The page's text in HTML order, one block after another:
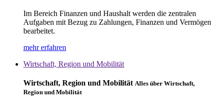
Im Bereich Finanzen und Haushalt werden die zentralen
Aufgaben mit Bezug zu Zahlungen, Finanzen und Vermögen
bearbeitet.
mehr erfahren
Wirtschaft, Region und Mobilität
Wirtschaft, Region und Mobilität Alles über Wirtschaft,
Region und Mobilität